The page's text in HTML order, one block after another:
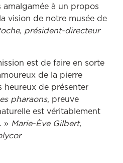
à un propos
vision de notre musée de
président-directeur
est de faire en sorte
de la pierre
heureux de présenter
pharaons, preuve
est véritablement
» Marie-Ève Gilbert,